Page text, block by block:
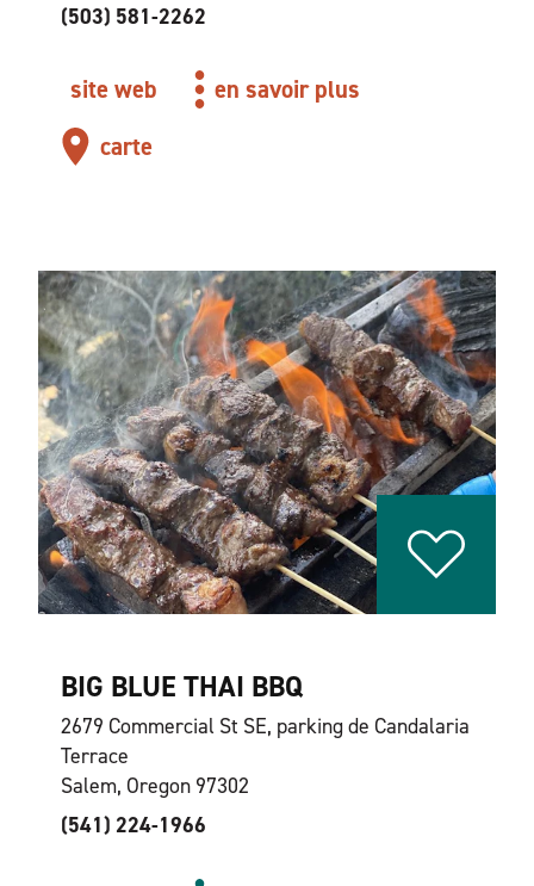
(503) 581-2262
site web
en savoir plus
carte
BIG BLUE THAI BBQ
2679 Commercial St SE, parking de Candalaria
Terrace
Salem, Oregon 97302
(541) 224-1966